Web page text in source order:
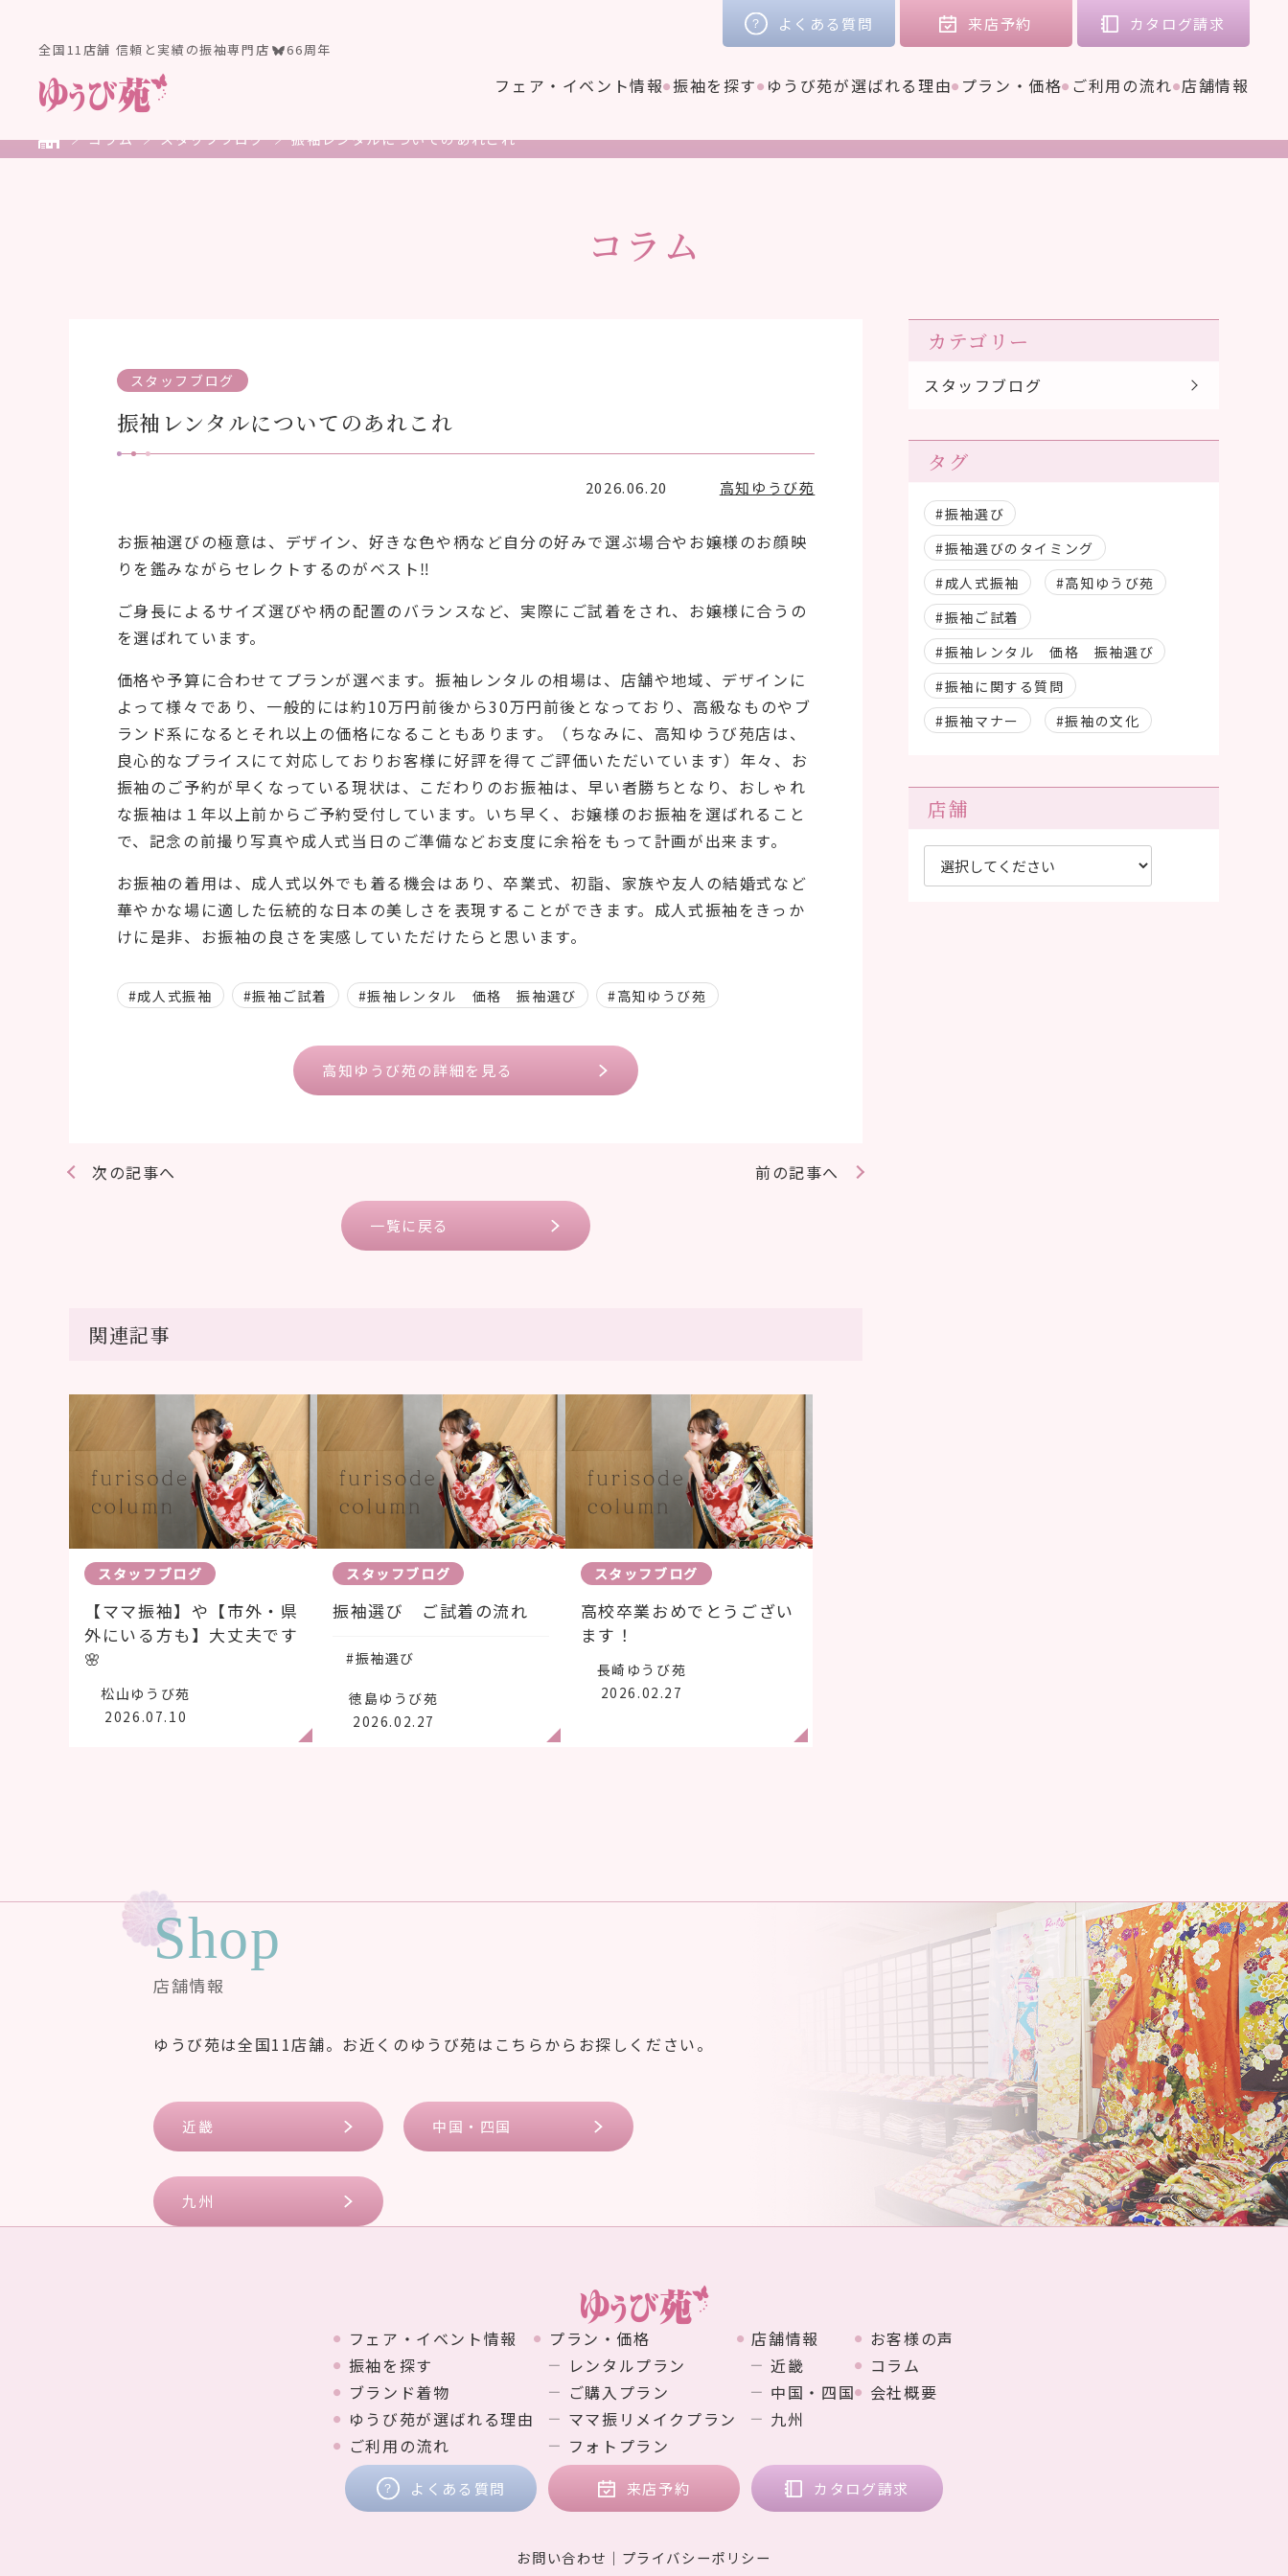
全国11店舗 信頼と実績の振袖専門店 66周年
フェア・イベント情報 振袖を探す ゆうび苑が選ばれる理由 プラン・価格 ご利用の流れ 店舗情報
よくある質問 来店予約 カタログ請求
コラム スタッフブログ 振袖レンタルについてのあれこれ
コラム
スタッフブログ
振袖レンタルについてのあれこれ
2026.06.20 高知ゆうび苑
お振袖選びの極意は、デザイン、好きな色や柄など自分の好みで選ぶ場合やお嬢様のお顔映
りを鑑みながらセレクトするのがベスト‼
ご身長によるサイズ選びや柄の配置のバランスなど、実際にご試着をされ、お嬢様に合うの
を選ばれています。
価格や予算に合わせてプランが選べます。振袖レンタルの相場は、店舗や地域、デザインに
よって様々であり、一般的には約10万円前後から30万円前後となっており、高級なものやブ
ランド系になるとそれ以上の価格になることもあります。（ちなみに、高知ゆうび苑店は、
良心的なプライスにて対応しておりお客様に好評を得てご評価いただいています）年々、お
振袖のご予約が早くなっている現状は、こだわりのお振袖は、早い者勝ちとなり、おしゃれ
な振袖は１年以上前からご予約受付しています。いち早く、お嬢様のお振袖を選ばれること
で、記念の前撮り写真や成人式当日のご準備などお支度に余裕をもって計画が出来ます。
お振袖の着用は、成人式以外でも着る機会はあり、卒業式、初詣、家族や友人の結婚式など
華やかな場に適した伝統的な日本の美しさを表現することができます。成人式振袖をきっか
けに是非、お振袖の良さを実感していただけたらと思います。
#成人式振袖 #振袖ご試着 #振袖レンタル 価格 振袖選び #高知ゆうび苑
高知ゆうび苑の詳細を見る
前の記事へ
次の記事へ
一覧に戻る
関連記事
スタッフブログ
【ママ振袖】や【市外・県
外にいる方も】大丈夫です
🌸
松山ゆうび苑
2026.07.10
スタッフブログ
振袖選び ご試着の流れ
#振袖選び
徳島ゆうび苑
2026.02.27
スタッフブログ
高校卒業おめでとうござい
ます！
長崎ゆうび苑
2026.02.27
カテゴリー
スタッフブログ
タグ
#振袖選び
#振袖選びのタイミング
#成人式振袖
#高知ゆうび苑
#振袖ご試着
#振袖レンタル 価格 振袖選び
#振袖に関する質問
#振袖マナー
#振袖の文化
店舗
Shop
店舗情報
ゆうび苑は全国11店舗。お近くのゆうび苑はこちらからお探しください。
近畿 中国・四国
九州
フェア・イベント情報
振袖を探す
ブランド着物
ゆうび苑が選ばれる理由
ご利用の流れ
プラン・価格
レンタルプラン
ご購入プラン
ママ振リメイクプラン
フォトプラン
店舗情報
近畿
中国・四国
九州
お客様の声
コラム
会社概要
よくある質問 来店予約 カタログ請求
お問い合わせ プライバシーポリシー